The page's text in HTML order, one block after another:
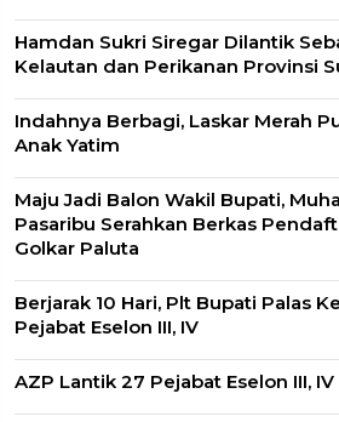
Hamdan Sukri Siregar Dilantik
Kelautan dan Perikanan Provinsi
Indahnya Berbagi, Laskar Merah
Anak Yatim
Maju Jadi Balon Wakil Bupati,
Pasaribu Serahkan Berkas
Golkar Paluta
Berjarak 10 Hari, Plt Bupati Palas
Pejabat Eselon III, IV
AZP Lantik 27 Pejabat Eselon III,